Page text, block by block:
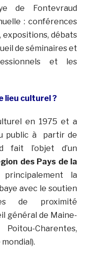
de Fontevraud
: conférences
expositions, débats
de séminaires et
et les
lieu culturel ?
en 1975 et a
public à partir de
fait l’objet d’un
des Pays de la
la
avec le soutien
de proximité
général de Maine-
Charentes,